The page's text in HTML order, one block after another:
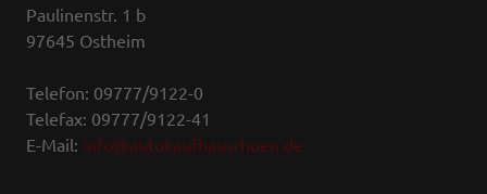
Paulinenstr. 1 b
97645 Ostheim
Telefon: 09777/9122-0
Telefax: 09777/9122-41
E-Mail: info@autokaufhausrhoen.de